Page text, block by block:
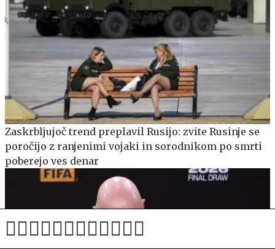
Zaskrbljujoč trend preplavil Rusijo: zvite Rusinje se
poročijo z ranjenimi vojaki in sorodnikom po smrti
poberejo ves denar